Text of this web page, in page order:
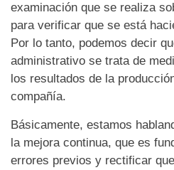
examinación que se realiza
para verificar que se está
Por lo tanto, podemos decir
administrativo se trata de
los resultados de la
compañía.
Básicamente, estamos
la mejora continua, que es
errores previos y rectificar